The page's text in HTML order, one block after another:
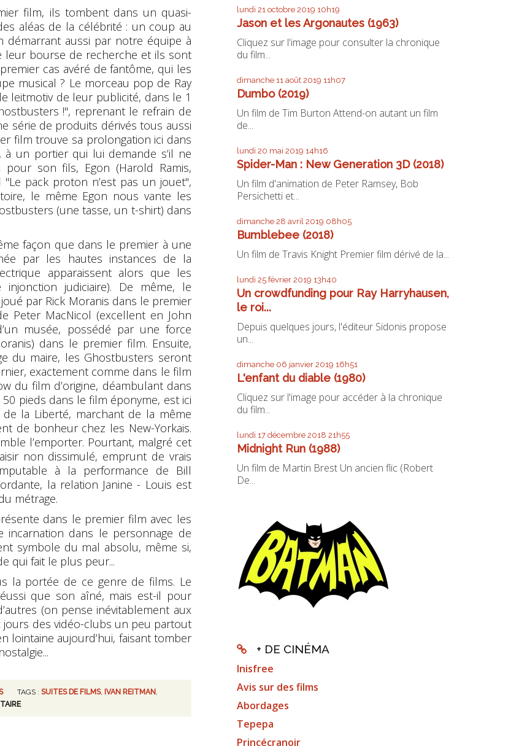
film, ils tombent dans un quasi-
aléas de la célébrité : un coup au
aussi par notre équipe à
bourse de recherche et ils sont
cas avéré de fantôme, qui les
musical ? Le morceau pop de Ray
leitmotiv de leur publicité, dans le 1
!", reprenant le refrain de
série de produits dérivés tous aussi
film trouve sa prolongation ici dans
à un portier qui lui demande s’il ne
son fils, Egon (Harold Ramis,
"Le pack proton n’est pas un jouet",
le même Egon nous vante les
(une tasse, un t-shirt) dans
façon que dans le premier à une
par les hautes instances de la
apparaissent alors que les
judiciaire). De même, le
par Rick Moranis dans le premier
Peter MacNicol (excellent en John
musée, possédé par une force
dans le premier film. Ensuite,
du maire, les Ghostbusters seront
exactement comme dans le film
du film d’origine, déambulant dans
pieds dans le film éponyme, est ici
la Liberté, marchant de la même
de bonheur chez les New-Yorkais.
l’emporter. Pourtant, malgré cet
non dissimulé, emprunt de vrais
à la performance de Bill
la relation Janine - Louis est
métrage.
dans le premier film avec les
dans le personnage de
symbole du mal absolu, même si,
qui fait le plus peur...
la portée de ce genre de films. Le
que son aîné, mais est-il pour
(on pense inévitablement aux
jours des vidéo-clubs un peu partout
lointaine aujourd’hui, faisant tomber
TAGS :SUITES DE FILMS, IVAN REITMAN
lundi 21 octobre 2019 10h19
Jason et les Argonautes (1963)
Cliquez sur l'image pour consulter la chronique
du film...
dimanche 11 août 2019 11h07
Dumbo (2019)
Un film de Tim Burton Attend-on autant un film
de...
lundi 20 mai 2019 14h16
Spider-Man : New Generation 3D (2018)
Un film d'animation de Peter Ramsey, Bob
Persichetti et...
dimanche 28 avril 2019 08h05
Bumblebee (2018)
Un film de Travis Knight Premier film dérivé de la...
lundi 25 février 2019 13h40
Un crowdfunding pour Ray Harryhausen,
le roi...
Depuis quelques jours, l'éditeur Sidonis propose
un...
dimanche 06 janvier 2019 16h51
L'enfant du diable (1980)
Cliquez sur l'image pour accéder à la chronique
du film...
lundi 17 décembre 2018 21h55
Midnight Run (1988)
Un film de Martin Brest Un ancien flic (Robert
De...
+ DE CINÉMA
Inisfree
Avis sur des films
Abordages
Tepepa
Princécranoir